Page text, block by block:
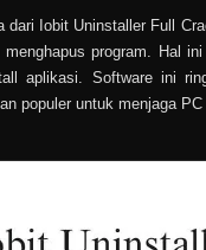
dari Iobit Uninstaller Full
program. Hal
aplikasi. Software ini
populer untuk menjaga